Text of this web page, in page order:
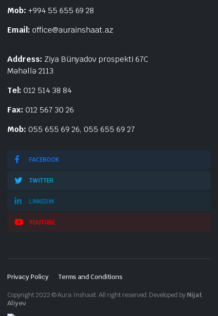
Mob: +994 55 655 69 28
Email: office@aurainshaat.az
Address: Ziya Bünyadov prospekti 67C
Məhəllə 2113
Tel: 012 514 38 84
Fax: 012 567 30 26
Mob: 055 655 69 26, 055 655 69 27
FACEBOOK
TWITTER
LINKEDIN
YOUTUBE
Privacy Policy Terms and Conditions
Copyright 2022 © Aura Inshaat. All right reserved. Developed by Nijat
Aliyev